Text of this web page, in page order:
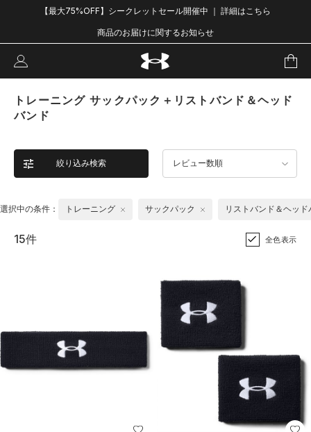
【最大75%OFF】シークレットセール開催中 ｜ 詳細はこちら
商品のお届けに関するお知らせ
トレーニング サックパック＋リストバンド＆ヘッド
バンド
絞り込み検索 レビュー数順
選択中の条件： トレーニング サックパック リストバンド＆ヘッド
15件 全色表示